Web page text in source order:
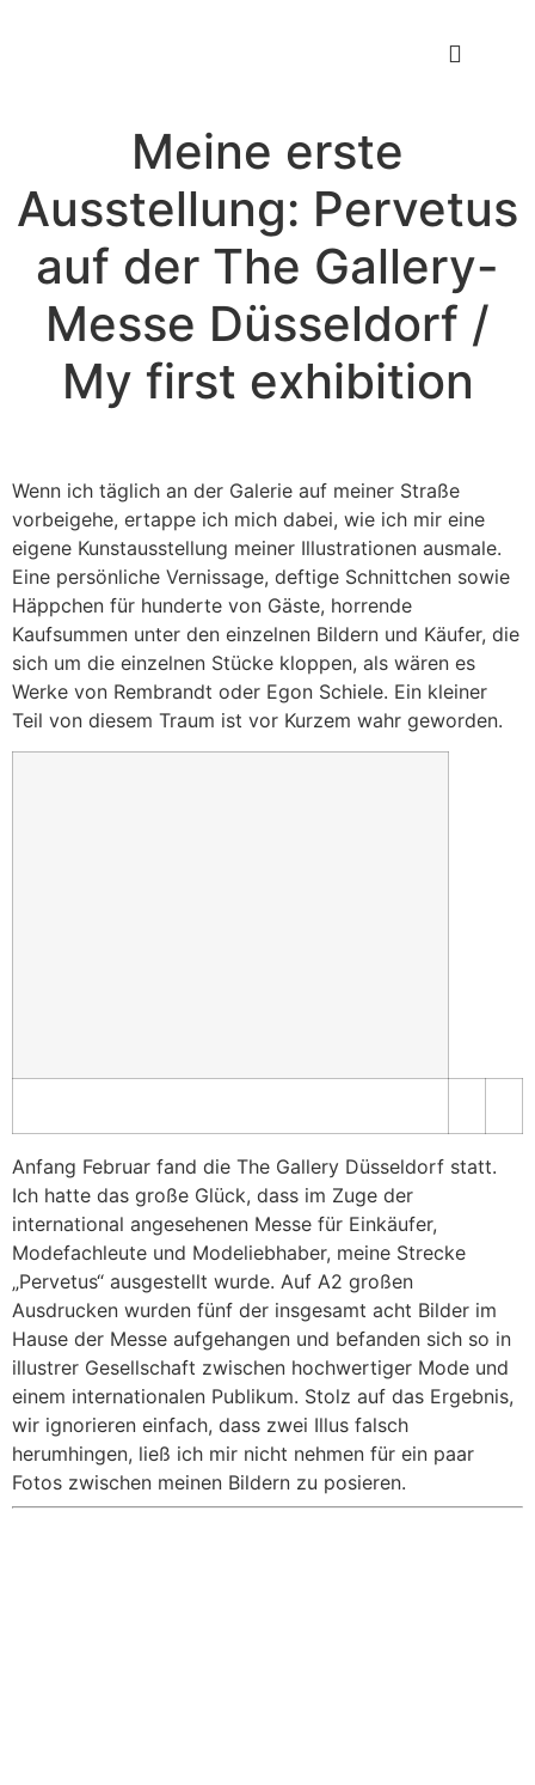
Meine erste
Ausstellung: Pervetus
auf der The Gallery-
Messe Düsseldorf /
My first exhibition
Wenn ich täglich an der Galerie auf meiner Straße
vorbeigehe, ertappe ich mich dabei, wie ich mir eine
eigene Kunstausstellung meiner Illustrationen ausmale.
Eine persönliche Vernissage, deftige Schnittchen sowie
Häppchen für hunderte von Gäste, horrende
Kaufsummen unter den einzelnen Bildern und Käufer, die
sich um die einzelnen Stücke kloppen, als wären es
Werke von Rembrandt oder Egon Schiele. Ein kleiner
Teil von diesem Traum ist vor Kurzem wahr geworden.
Anfang Februar fand die The Gallery Düsseldorf statt.
Ich hatte das große Glück, dass im Zuge der
international angesehenen Messe für Einkäufer,
Modefachleute und Modeliebhaber, meine Strecke
„Pervetus“ ausgestellt wurde. Auf A2 großen
Ausdrucken wurden fünf der insgesamt acht Bilder im
Hause der Messe aufgehangen und befanden sich so in
illustrer Gesellschaft zwischen hochwertiger Mode und
einem internationalen Publikum. Stolz auf das Ergebnis,
wir ignorieren einfach, dass zwei Illus falsch
herumhingen, ließ ich mir nicht nehmen für ein paar
Fotos zwischen meinen Bildern zu posieren.